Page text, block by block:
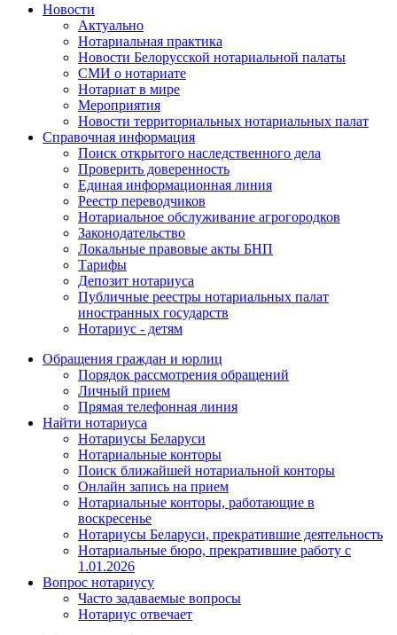
Новости
Актуально
Нотариальная практика
Новости Белорусской нотариальной палаты
СМИ о нотариате
Нотариат в мире
Мероприятия
Новости территориальных нотариальных палат
Справочная информация
Поиск открытого наследственного дела
Проверить доверенность
Единая информационная линия
Реестр переводчиков
Нотариальное обслуживание агрогородков
Законодательство
Локальные правовые акты БНП
Тарифы
Депозит нотариуса
Публичные реестры нотариальных палат
иностранных государств
Нотариус - детям
Обращения граждан и юрлиц
Порядок рассмотрения обращений
Личный прием
Прямая телефонная линия
Найти нотариуса
Нотариусы Беларуси
Нотариальные конторы
Поиск ближайшей нотариальной конторы
Онлайн запись на прием
Нотариальные конторы, работающие в
воскресенье
Нотариусы Беларуси, прекратившие деятельность
Нотариальные бюро, прекратившие работу с
1.01.2026
Вопрос нотариусу
Часто задаваемые вопросы
Нотариус отвечает